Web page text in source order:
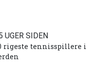
UGER SIDEN
rigeste tennisspillere i